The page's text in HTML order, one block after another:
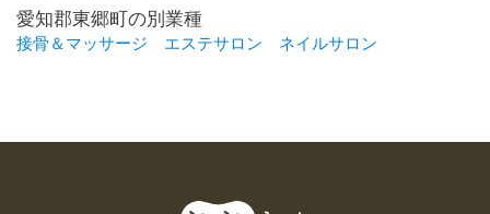
愛知郡東郷町の別業種
接骨＆マッサージ エステサロン ネイルサロン